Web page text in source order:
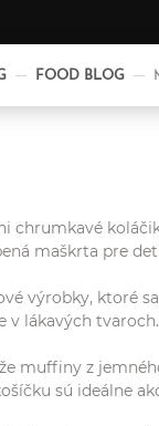
FOOD BLOG
chrumkavé
maškrta pre
výrobky, ktoré
v lákavých
muffiny z
sú ideálne